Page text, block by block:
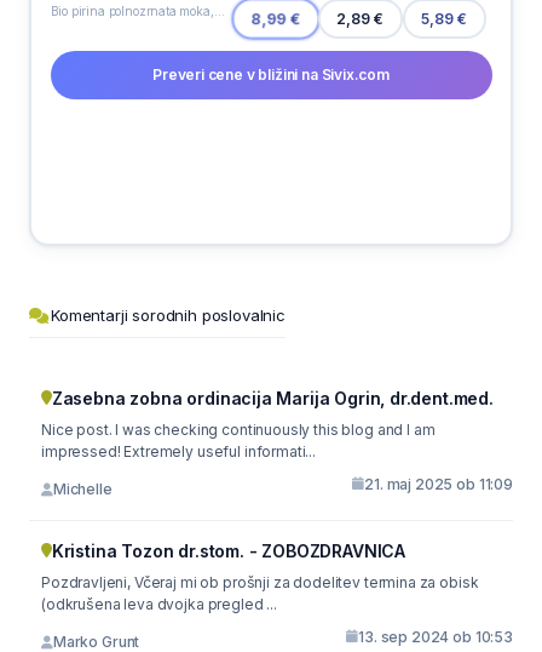
8,99 € 2,89 € 5,89 €
Preveri cene v bližini na Sivix.com
Komentarji sorodnih poslovalnic
Zasebna zobna ordinacija Marija Ogrin, dr.dent.med.
Nice post. I was checking continuously this blog and I am
impressed! Extremely useful informati...
Michelle 21. maj 2025 ob 11:09
Kristina Tozon dr.stom. - ZOBOZDRAVNICA
Pozdravljeni, Včeraj mi ob prošnji za dodelitev termina za obisk
(odkrušena leva dvojka pregled ...
Marko Grunt 13. sep 2024 ob 10:53